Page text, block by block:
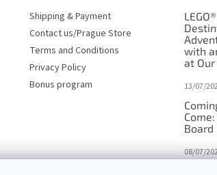
Shipping & Payment
Contact us/Prague Store
Terms and Conditions
Privacy Policy
Bonus program
with
at
13/07/
Board
08/07/